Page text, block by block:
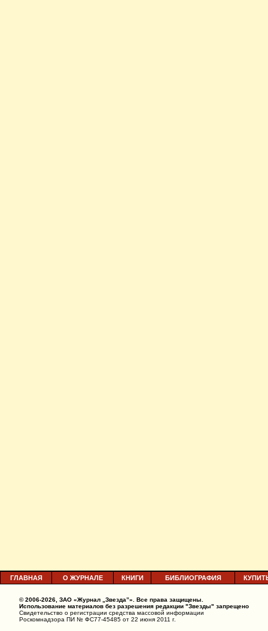
ГЛАВНАЯ О ЖУРНАЛЕ КНИГИ БИБЛИОГРАФИЯ
© 2006-2026, ЗАО «Журнал „Звезда”». Все права защищены.
Использование материалов без разрешения редакции "Звезды" запрещено
Свидетельство о регистрации средства массовой информации
Роскомнадзора ПИ № ФС77-45485 от 22 июня 2011 г.